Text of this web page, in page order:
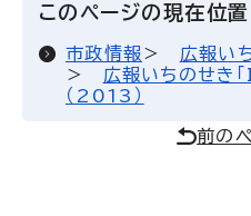
このページの現在位置
市政情報
広報い
広報いちのせき
（2013）
前の